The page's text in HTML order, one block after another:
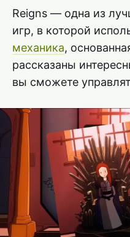
Reigns — одна из
игр, в которой
механика,
рассказаны
вы сможете